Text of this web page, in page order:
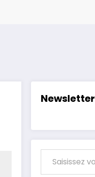
Newsletter
Saisissez votre adresse e-mail…